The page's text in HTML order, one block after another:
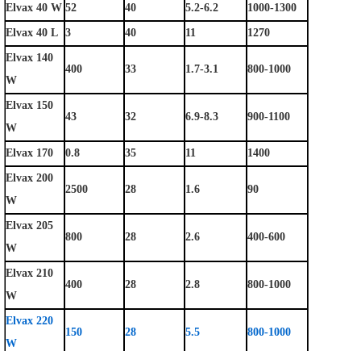
Elvax 40 W 52 40 5.2-6.2 1000-1300
Elvax 40 L 3 40 11 1270
Elvax 140
W
400 33 1.7-3.1 800-1000
Elvax 150
W
43 32 6.9-8.3 900-1100
Elvax 170 0.8 35 11 1400
Elvax 200
W
2500 28 1.6 90
Elvax 205
W
800 28 2.6 400-600
Elvax 210
W
400 28 2.8 800-1000
Elvax 220
W
150 28 5.5 800-1000